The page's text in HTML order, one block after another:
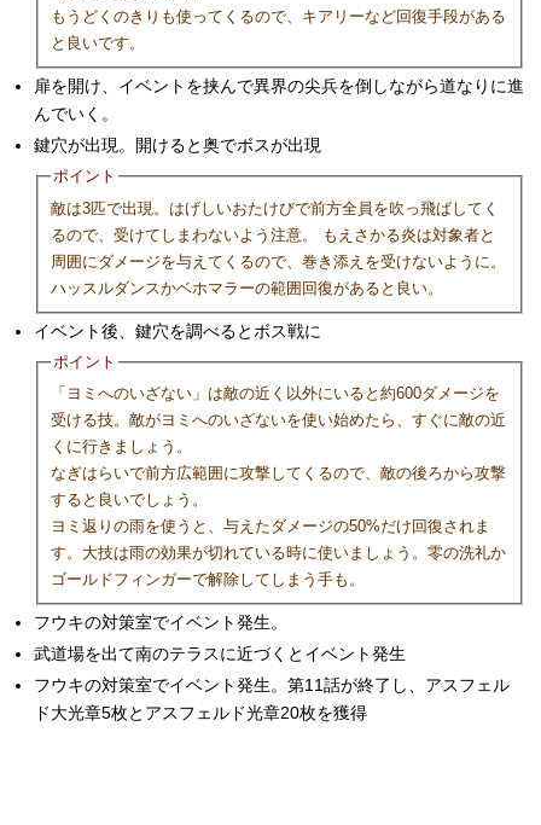
もうどくのきりも使ってくるので、キアリーなど回復手段がある
と良いです。
扉を開け、イベントを挟んで異界の尖兵を倒しながら道なりに進
んでいく。
鍵穴が出現。開けると奥でボスが出現
ポイント
敵は3匹で出現。はげしいおたけびで前方全員を吹っ飛ばしてく
るので、受けてしまわないよう注意。 もえさかる炎は対象者と
周囲にダメージを与えてくるので、巻き添えを受けないように。
ハッスルダンスかベホマラーの範囲回復があると良い。
イベント後、鍵穴を調べるとボス戦に
ポイント
「ヨミへのいざない」は敵の近く以外にいると約600ダメージを
受ける技。敵がヨミへのいざないを使い始めたら、すぐに敵の近
くに行きましょう。
なぎはらいで前方広範囲に攻撃してくるので、敵の後ろから攻撃
すると良いでしょう。
ヨミ返りの雨を使うと、与えたダメージの50%だけ回復されま
す。大技は雨の効果が切れている時に使いましょう。零の洗礼か
ゴールドフィンガーで解除してしまう手も。
フウキの対策室でイベント発生。
武道場を出て南のテラスに近づくとイベント発生
フウキの対策室でイベント発生。第11話が終了し、アスフェル
ド大光章5枚とアスフェルド光章20枚を獲得